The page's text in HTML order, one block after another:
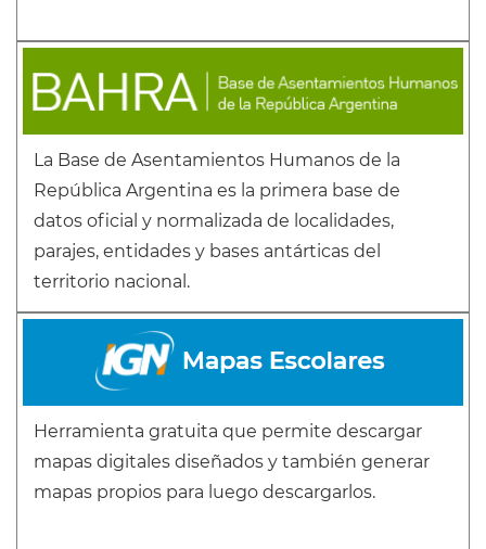
La Base de Asentamientos Humanos de la
República Argentina es la primera base de
datos oficial y normalizada de localidades,
parajes, entidades y bases antárticas del
territorio nacional.
Herramienta gratuita que permite descargar
mapas digitales diseñados y también generar
mapas propios para luego descargarlos.